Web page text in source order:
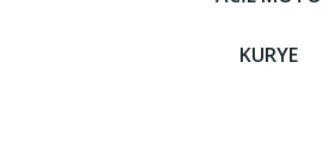
KURYE